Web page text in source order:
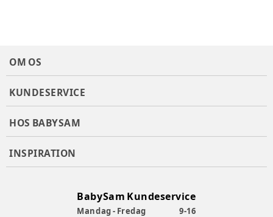
OM OS
KUNDESERVICE
HOS BABYSAM
INSPIRATION
BabySam Kundeservice
Mandag - Fredag
9-16